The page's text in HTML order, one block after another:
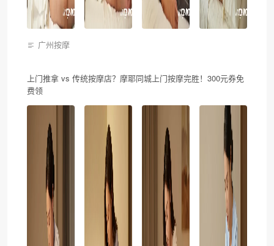
广州按摩
上门推拿 vs 传统按摩店？摩耶同城上门按摩完胜！300元券免
费领